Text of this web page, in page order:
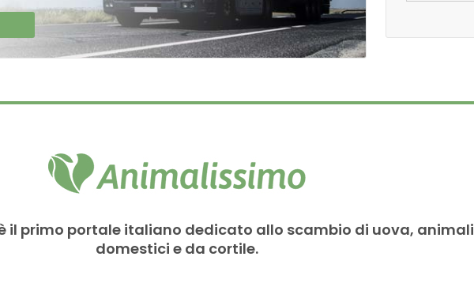
il primo portale italiano dedicato allo scambio di uova, animali
domestici e da cortile.